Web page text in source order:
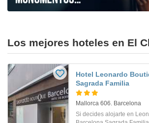
Los mejores hoteles en El
Hotel Leonardo
Sagrada Familia
Mallorca 606. Barcelona
Si decides alojarte en